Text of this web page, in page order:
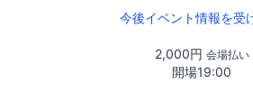
今後イベント情報を受
2,000円 会場払い
開場19:00